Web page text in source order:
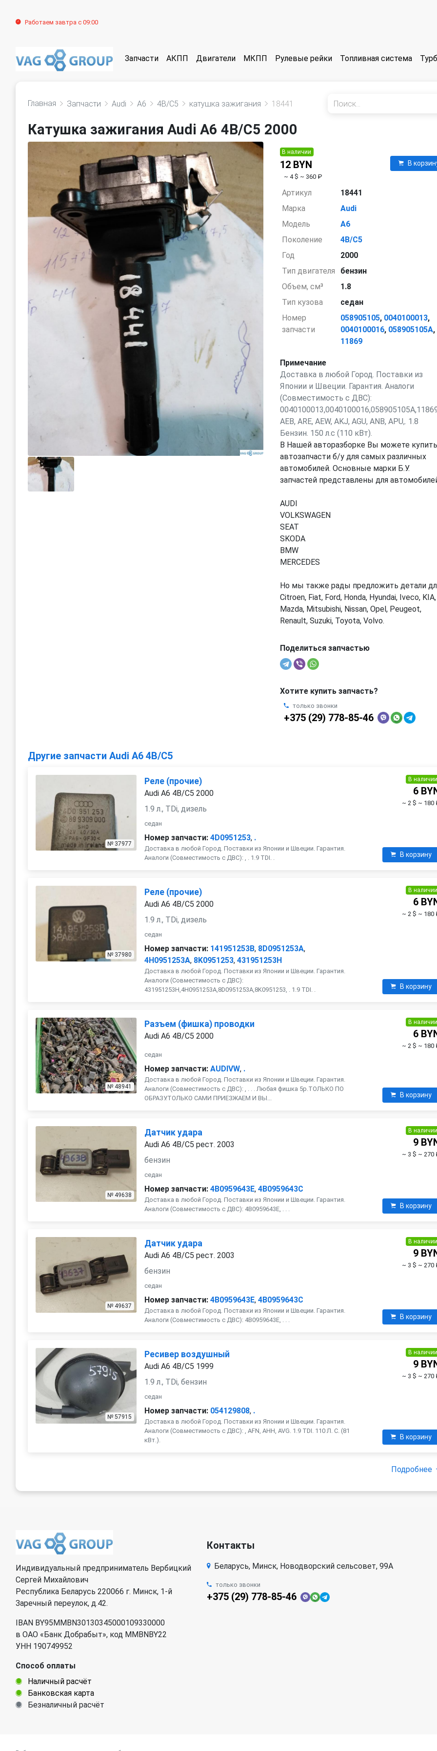
Работаем завтра с 09:00
Запчасти АКПП Двигатели МКПП Рулевые рейки Топливная система
Главная Запчасти Audi A6 4B/C5 катушка зажигания 18441
Катушка зажигания Audi A6 4B/C5 2000
В наличии
12 BYN
~ 4 $ ~ 360 ₽
В
Артикул
18441
Марка
Audi
Модель
A6
Поколение
4B/C5
Год
2000
Тип двигателя
бензин
Объем, см³
1.8
Тип кузова
седан
Номер
запчасти
058905105, 0040100013,
0040100016, 058905105A,
11869
Примечание
Доставка в любой Город. Поставки из
Японии и Швеции. Гарантия. Аналоги
(Совместимость с ДВС):
AEB, ARE, AEW, AKJ, AGU, ANB, APU,. 1.8
Бензин. 150 л.с (110 кВт).
В Нашей авторазборке Вы можете купить
автозапчасти б/у для самых различных
автомобилей. Основные марки Б.У.
запчастей представлены для
AUDI
VOLKSWAGEN
SEAT
SKODA
BMW
MERCEDES
Но мы также рады предложить детали
Citroen, Fiat, Ford, Honda, Hyundai, Iveco, KIA,
Mazda, Mitsubishi, Nissan, Opel, Peugeot,
Renault, Suzuki, Toyota, Volvo.
Поделиться запчастью
Хотите купить запчасть?
только звонки
+375 (29) 778-85-46
Другие запчасти Audi A6 4B/C5
№ 37977
Реле (прочие)
Audi A6 4B/C5 2000
1.9 л., TDi, дизель
седан
Номер запчасти: 4D0951253, .
Доставка в любой Город. Поставки из Японии и Швеции. Гарантия.
Аналоги (Совместимость с ДВС): , . 1.9 TDI. .
В наличии
6
~ 2 $ ~ 180
В корзину
№ 37980
Реле (прочие)
Audi A6 4B/C5 2000
1.9 л., TDi, дизель
седан
Номер запчасти: 141951253B, 8D0951253A,
4H0951253A, 8K0951253,431951253H
Доставка в любой Город. Поставки из Японии и Швеции. Гарантия.
Аналоги (Совместимость с ДВС):
431951253H,4H0951253A,8D0951253A,8K0951253, . 1.9 TDI. .
В наличии
6
~ 2 $ ~ 180
В корзину
№ 48941
Разъем (фишка) проводки
Audi A6 4B/C5 2000
седан
Номер запчасти: AUDIVW, .
Доставка в любой Город. Поставки из Японии и Швеции. Гарантия.
Аналоги (Совместимость с ДВС): , . . . Любая фишка 5р.ТОЛЬКО ПО
ОБРАЗУ.ТОЛЬКО САМИ ПРИЕЗЖАЕМ И ВЫ...
В наличии
6
~ 2 $ ~ 180
В корзину
№ 49638
Датчик удара
Audi A6 4B/C5 рест. 2003
бензин
седан
Номер запчасти: 4B0959643E,4B0959643C
Доставка в любой Город. Поставки из Японии и Швеции. Гарантия.
Аналоги (Совместимость с ДВС): 4B0959643E, . . .
В наличии
9
~ 3 $ ~ 270
В корзину
№ 49637
Датчик удара
Audi A6 4B/C5 рест. 2003
бензин
седан
Номер запчасти: 4B0959643E,4B0959643C
Доставка в любой Город. Поставки из Японии и Швеции. Гарантия.
Аналоги (Совместимость с ДВС): 4B0959643E, . . .
В наличии
9
~ 3 $ ~ 270
В корзину
№ 57915
Ресивер воздушный
Audi A6 4B/C5 1999
1.9 л., TDi, бензин
седан
Номер запчасти: 054129808, .
Доставка в любой Город. Поставки из Японии и Швеции. Гарантия.
Аналоги (Совместимость с ДВС): , AFN, AHH, AVG. 1.9 TDI. 110 Л. С. (81
кВт.).
В наличии
9
~ 3 $ ~ 270
В корзину
Подробнее
Индивидуальный предприниматель Вербицкий
Сергей Михайлович
Республика Беларусь 220066 г. Минск, 1-й
Заречный переулок, д.42.
IBAN BY95MMBN30130345000109330000
в ОАО «Банк Добрабыт», код MMBNBY22
УНН 190749952
Способ оплаты
Наличный расчёт
Банковская карта
Безналичный расчёт
Контакты
Беларусь, Минск, Новодворский сельсовет, 99А
только звонки
+375 (29) 778-85-46